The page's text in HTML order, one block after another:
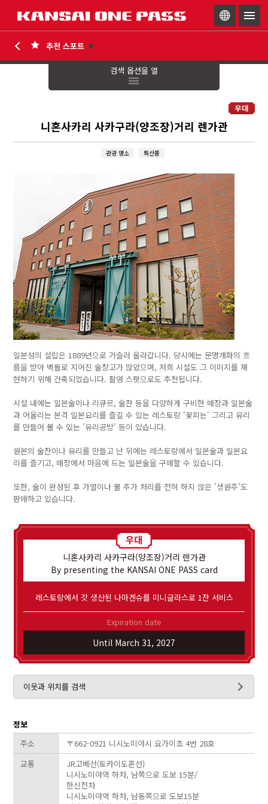
검색 옵션을 열
니혼사카리 사카구라(양조장)거리 렌가관
관광 명소 특산품
일본성의 설립은 1889년으로 거슬러 올라갑니다. 당시에는 문명개화의 흐
름을 받아 벽돌로 지어진 술창고가 많았으며, 저희 시설도 그 이미지를 재
현하기 위해 건축되었습니다. 촬영 스팟으로도 추천됩니다.
시설 내에는 일본술이나 리큐르, 술잔 등을 다양하게 구비한 매장과 일본술
과 어울리는 본격 일본요리를 즐길 수 있는 레스토랑 '꽃피는' 그리고 유리
를 만들어 볼 수 있는 '유리공방' 등이 있습니다.
원본의 술잔이나 유리를 만들고 난 뒤에는 레스토랑에서 일본술과 일본요
리를 즐기고, 매장에서 마음에 드는 일본술을 구매할 수 있습니다.
또한, 술이 완성된 후 가열이나 물 추가 처리를 전혀 하지 않은 '생원주'도
판매하고 있습니다.
니혼사카리 사카구라(양조장)거리 렌가관
By presenting the KANSAI ONE PASS card
레스토랑에서 갓 생산된 나마겐슈를 미니글라스로 1잔 서비스
Expiration date
Until March 31, 2027
이웃과 위치를 검색
정보
주소
〒662-0921 니시노미야시 요가이쵸 4번 28호
교통
JR고베선(토카이도혼선)
니시노미야역 하차, 남쪽으로 도보 15분/
한신전차
니시노미야역 하차, 남동쪽으로 도보15분